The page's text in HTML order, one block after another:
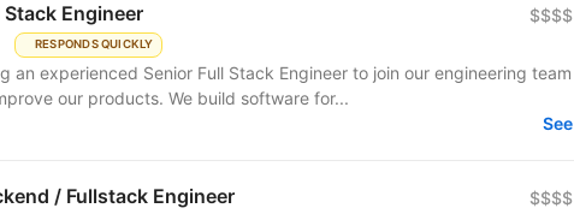
Stack Engineer
RESPONDS QUICKLY
$$$$
an experienced Senior Full Stack Engineer to join our engineering team
our products. We build software for...
See
/ Fullstack Engineer $$$$